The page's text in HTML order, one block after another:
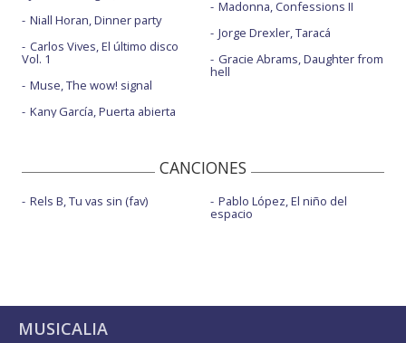
Niall Horan, Dinner party
Carlos Vives, El último disco
Vol. 1
Muse, The wow! signal
Kany García, Puerta abierta
Madonna, Confessions II
Jorge Drexler, Taracá
Gracie Abrams, Daughter from
hell
CANCIONES
Rels B, Tu vas sin (fav) Pablo López, El niño del
espacio
MUSICALIA